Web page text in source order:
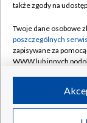
Rada
System NOS
Informacje o
Program dla
©2026
także zgody na
Twoje dane osobowe
poszczególnych
zapisywane za
WWW lub innych
ruchu w Internecie.
Twoje dane osobowe